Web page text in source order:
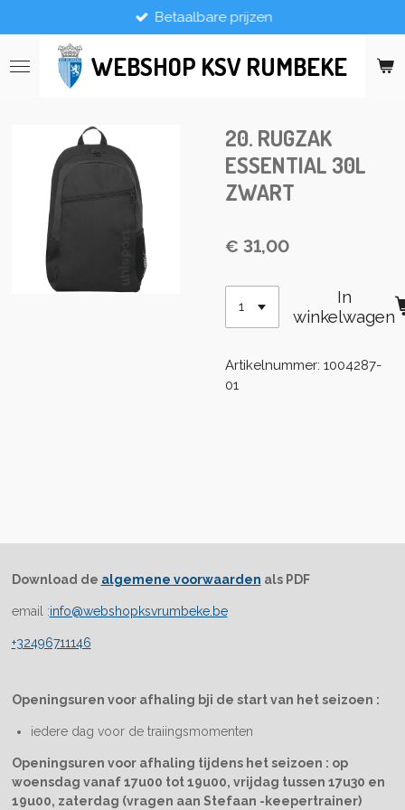
direct
naar
de
WEBSHOP KSV RUMBEKE
Betaalbare prijzen
20. RUGZAK
ESSENTIAL 30L
ZWART
€ 31,00
In
winkelwagen
Artikelnummer: 1004287-
01
Download de algemene voorwaarden als PDF
email :info@webshopksvrumbeke.be
+32496711146
Openingsuren voor afhaling bji de start van het seizoen :
iedere dag voor de traiingsmomenten
Openingsuren voor afhaling tijdens het seizoen : op
woensdag vanaf 17u00 tot 19u00, vrijdag tussen 17u30 en
19u00, zaterdag (vragen aan Stefaan -keepertrainer)